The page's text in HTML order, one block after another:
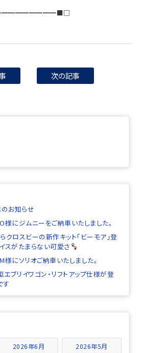
次の記事
お知らせ
にジムニーをご納車いたしました。
クロスビーの新作キット「ビーモア」登
スがたまらない可愛さ
にソリオご納車いたしました。
エブリイワゴン・リフトアップ仕様が登
す
2026年6月 2026年5月